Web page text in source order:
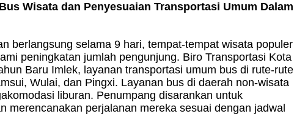
Wisata dan Penyesuaian Transportasi Umum Dalam
berlangsung selama 9 hari, tempat-tempat wisata populer
peningkatan jumlah pengunjung. Biro Transportasi Kota
Baru Imlek, layanan transportasi umum bus di rute-rute
Wulai, dan Pingxi. Layanan bus di daerah non-wisata
liburan. Penumpang disarankan untuk
merencanakan perjalanan mereka sesuai dengan jadwal